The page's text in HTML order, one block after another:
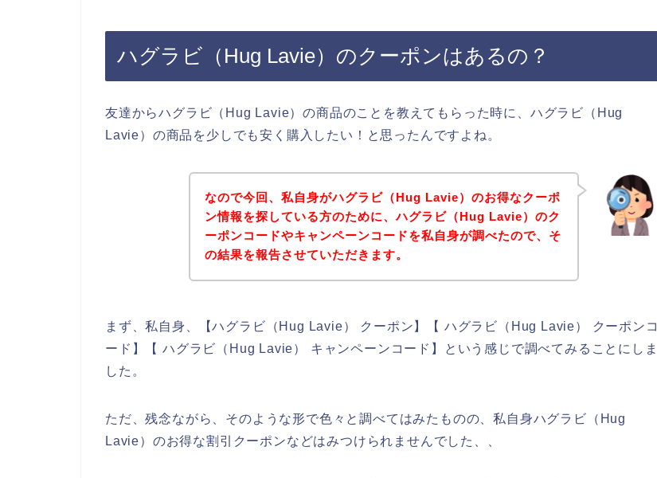
ハグラビ（Hug Lavie）のクーポンはあるの？
友達からハグラビ（Hug Lavie）の商品のことを教えてもらった時に、ハグラビ（Hug
Lavie）の商品を少しでも安く購入したい！と思ったんですよね。
なので今回、私自身がハグラビ（Hug Lavie）のお得なクーポ
ン情報を探している方のために、ハグラビ（Hug Lavie）のク
ーポンコードやキャンペーンコードを私自身が調べたので、そ
の結果を報告させていただきます。
まず、私自身、【ハグラビ（Hug Lavie） クーポン】【 ハグラビ（Hug Lavie） クーポンコ
ード】【 ハグラビ（Hug Lavie） キャンペーンコード】という感じで調べてみることにしま
した。
ただ、残念ながら、そのような形で色々と調べてはみたものの、私自身ハグラビ（Hug
Lavie）のお得な割引クーポンなどはみつけられませんでした、、